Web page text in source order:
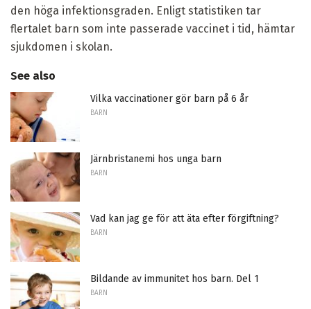
den höga infektionsgraden. Enligt statistiken tar
flertalet barn som inte passerade vaccinet i tid, hämtar
sjukdomen i skolan.
See also
Vilka vaccinationer gör barn på 6 år
BARN
Järnbristanemi hos unga barn
BARN
Vad kan jag ge för att äta efter förgiftning?
BARN
Bildande av immunitet hos barn. Del 1
BARN